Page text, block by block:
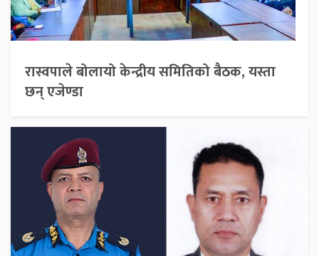
रास्वपाले बोलायो केन्द्रीय समितिको बैठक, यस्ता
छन् एजेण्डा